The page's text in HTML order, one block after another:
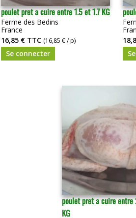
poulet pret a cuire entre 1.5 et 1.7 KG
Ferme des Bedins
France
16,85 € TTC (16,85 € / p)
Se connecter
poulet pret a cuire entre
KG